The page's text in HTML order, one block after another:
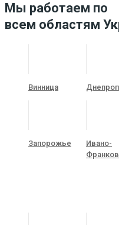
Мы работаем по
всем областям
Винница
Запорожье
Ивано-